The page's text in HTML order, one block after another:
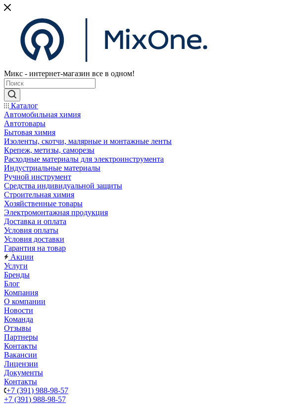
Микс - интернет-магазин все в одном!
Каталог
Автомобильная химия
Автотовары
Бытовая химия
Изоленты, скотчи, малярные и монтажные ленты
Крепеж, метизы, саморезы
Расходные материалы для электроинструмента
Индустриальные материалы
Ручной инструмент
Средства индивидуальной защиты
Строительная химия
Хозяйственные товары
Электромонтажная продукция
Доставка и оплата
Условия оплаты
Условия доставки
Гарантия на товар
Акции
Услуги
Бренды
Блог
Компания
О компании
Новости
Команда
Отзывы
Партнеры
Контакты
Вакансии
Лицензии
Документы
Контакты
+7 (391) 988-98-57
+7 (391) 988-98-57